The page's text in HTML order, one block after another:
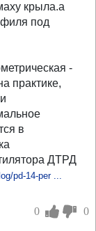
крыла.а
под
-
практике,
в
ДТРД
pd-14-per ...
0 0